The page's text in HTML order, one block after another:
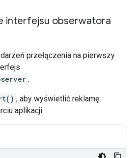
interfejsu obserwatora
przełączenia na pierwszy
.
, aby wyświetlić reklamę
aplikacji.